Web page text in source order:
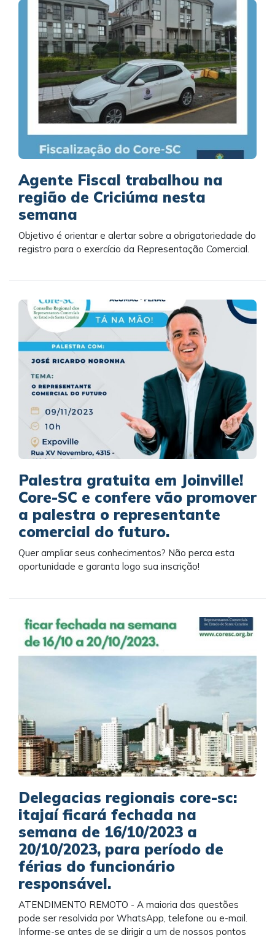
Agente Fiscal trabalhou na
região de Criciúma nesta
semana
Objetivo é orientar e alertar sobre a obrigatoriedade do
registro para o exercício da Representação Comercial.
Palestra gratuita em Joinville!
Core-SC e confere vão promover
a palestra o representante
comercial do futuro.
Quer ampliar seus conhecimentos? Não perca esta
oportunidade e garanta logo sua inscrição!
Delegacias regionais core-sc:
itajaí ficará fechada na
semana de 16/10/2023 a
20/10/2023, para período de
férias do funcionário
responsável.
ATENDIMENTO REMOTO - A maioria das questões
pode ser resolvida por WhatsApp, telefone ou e-mail.
Informe-se antes de se dirigir a um de nossos pontos